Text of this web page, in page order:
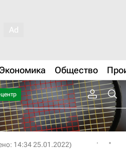
Общество
14:34 25.01.2022)